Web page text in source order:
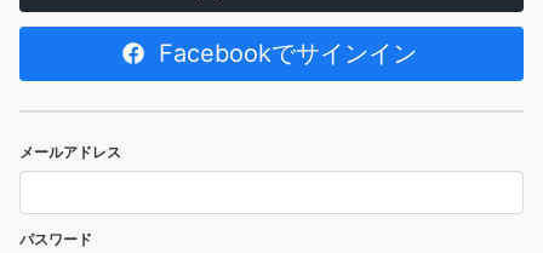
Facebookでサインイン
メールアドレス
パスワード